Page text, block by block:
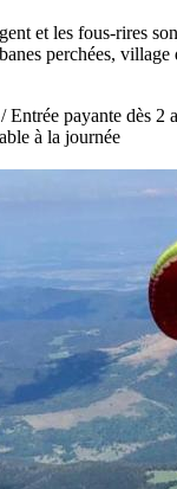
et les fous-rires
perchées, village
Entrée payante dès 2
à la journée